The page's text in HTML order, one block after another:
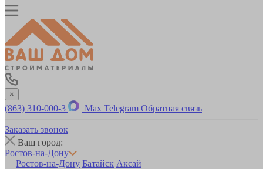
×
(863) 310-000-3 Max Telegram Обратная связь
Заказать звонок
Ваш город:
Ростов-на-Дону
Ростов-на-Дону Батайск Аксай